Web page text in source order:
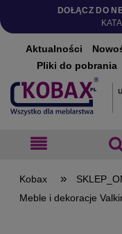
DOŁĄCZ DO
Aktualności
Pliki do pobrania
»
Meble i dekoracje